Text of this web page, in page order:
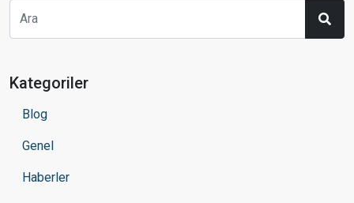
Kategoriler
Blog
Genel
Haberler